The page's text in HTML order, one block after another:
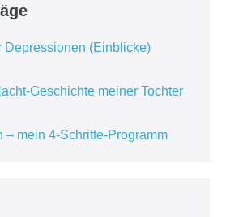
Depressionen (Einblicke)
Geschichte meiner Tochter
– mein 4-Schritte-Programm